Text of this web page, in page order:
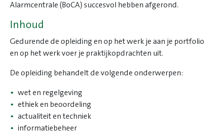
Alarmcentrale (BoCA) succesvol hebben afgerond.
Inhoud
Gedurende de opleiding en op het werk je aan je portfolio
en op het werk voer je praktijkopdrachten uit.
De opleiding behandelt de volgende onderwerpen:
wet en regelgeving
ethiek en beoordeling
actualiteit en techniek
informatiebeheer